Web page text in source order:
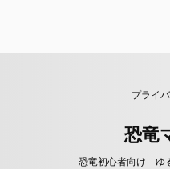
プライ
恐竜
恐竜初心者向け ゆ